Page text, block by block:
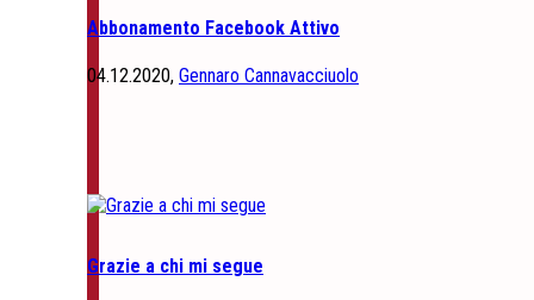
Abbonamento Facebook Attivo
04.12.2020, Gennaro Cannavacciuolo
Grazie a chi mi segue